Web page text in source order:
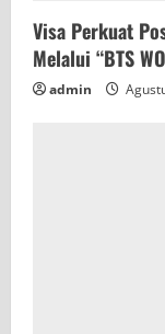
Visa Perkuat
Melalui “BTS
admin